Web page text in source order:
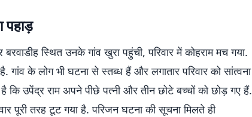
पहाड़
स्थित उनके गांव खुरा पहुंची, परिवार में कोहराम मच गया.
गांव के लोग भी घटना से स्तब्ध हैं और लगातार परिवार को सांत्वना
कि उपेंद्र राम अपने पीछे पत्नी और तीन छोटे बच्चों को छोड़ गए हैं.
पूरी तरह टूट गया है. परिजन घटना की सूचना मिलते ही